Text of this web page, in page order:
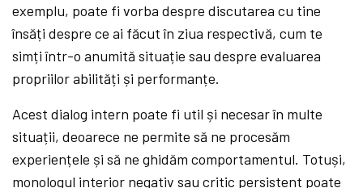
exemplu, poate fi vorba despre discutarea cu tine
însăți despre ce ai făcut în ziua respectivă, cum te
simți într-o anumită situație sau despre evaluarea
propriilor abilități și performanțe.
Acest dialog intern poate fi util și necesar în multe
situații, deoarece ne permite să ne procesăm
experiențele și să ne ghidăm comportamentul. Totuși,
monologul interior negativ sau critic persistent poate